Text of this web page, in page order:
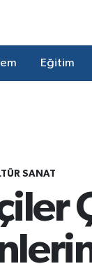
Eğitim
SANAT
ve Fikstür